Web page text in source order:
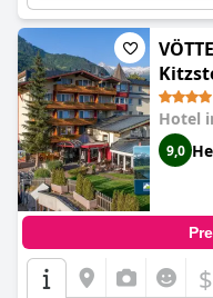
Hotel
9,0
$